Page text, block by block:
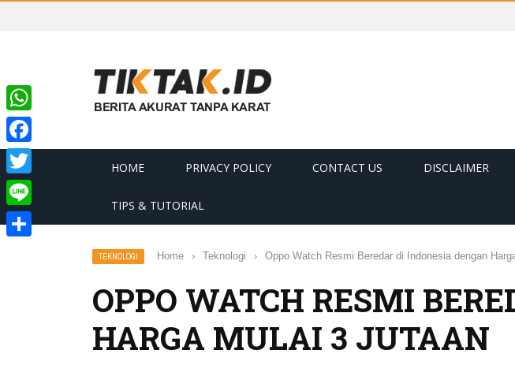
HOME PRIVACY POLICY CONTACT US DISCLAIMER
TIPS & TUTORIAL
TEKNOLOGI Home › Teknologi › Oppo Watch Resmi Beredar di Indonesia dengan
OPPO WATCH RESMI
HARGA MULAI 3 JUTAAN
WhatsApp
Facebook
Twitter
Line